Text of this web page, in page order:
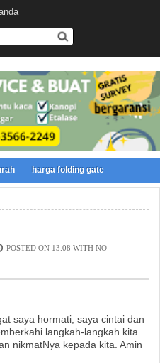
harga folding gate
POSTED ON 13.08 WITH NO
saya hormati, saya cintai dan
langkah-langkah kita
nikmatNya kepada kita. Amin